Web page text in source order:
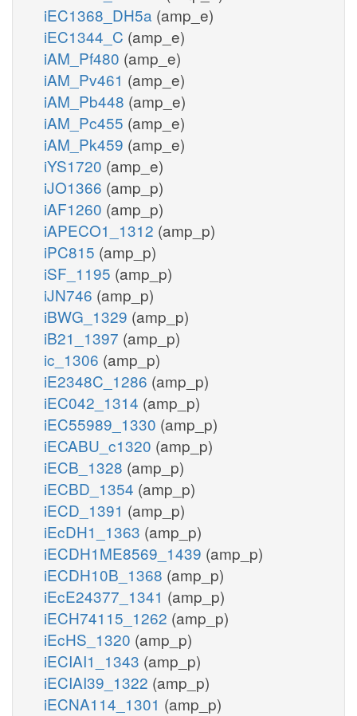
iEC1368_DH5a (amp_e)
iEC1344_C (amp_e)
iAM_Pf480 (amp_e)
iAM_Pv461 (amp_e)
iAM_Pb448 (amp_e)
iAM_Pc455 (amp_e)
iAM_Pk459 (amp_e)
iYS1720 (amp_e)
iJO1366 (amp_p)
iAF1260 (amp_p)
iAPECO1_1312 (amp_p)
iPC815 (amp_p)
iSF_1195 (amp_p)
iJN746 (amp_p)
iBWG_1329 (amp_p)
iB21_1397 (amp_p)
ic_1306 (amp_p)
iE2348C_1286 (amp_p)
iEC042_1314 (amp_p)
iEC55989_1330 (amp_p)
iECABU_c1320 (amp_p)
iECB_1328 (amp_p)
iECBD_1354 (amp_p)
iECD_1391 (amp_p)
iEcDH1_1363 (amp_p)
iECDH1ME8569_1439 (amp_p)
iECDH10B_1368 (amp_p)
iEcE24377_1341 (amp_p)
iECH74115_1262 (amp_p)
iEcHS_1320 (amp_p)
iECIAI1_1343 (amp_p)
iECIAI39_1322 (amp_p)
iECNA114_1301 (amp_p)